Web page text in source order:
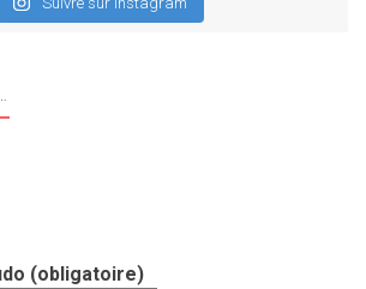
(obligatoire)